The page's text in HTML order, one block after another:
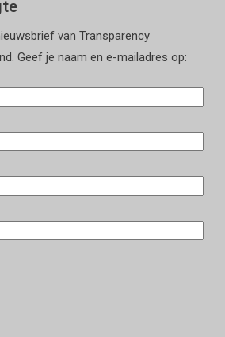
van Transparency
Geef je naam en e-mailadres op: